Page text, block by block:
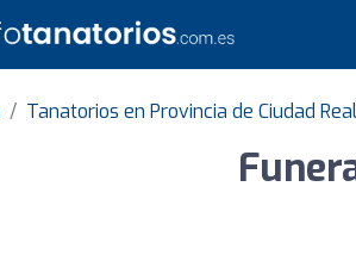
Tanatorios en Provincia de Ciudad